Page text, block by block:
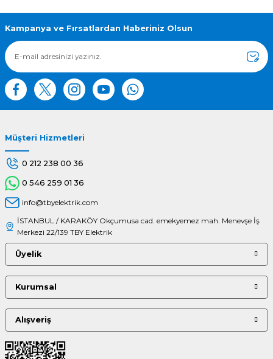
Ürün bilgilerinde hatalar bulunuyor.
Ürün fiyatı diğer sitelerden daha pahalı.
Bu ürüne benzer farklı alternatifler olmalı.
Kampanya ve Fırsatlardan Haberiniz Olsun
Müşteri Hizmetleri
0 212 238 00 36
0 546 259 01 36
info@tbyelektrik.com
İSTANBUL / KARAKÖY Okçumusa cad. emekyemez mah. Menevşe İş
Merkezi 22/139 TBY Elektrik
Üyelik
Kurumsal
Alışveriş